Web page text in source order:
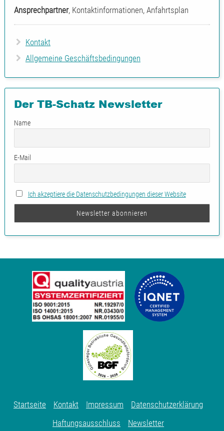
Ansprechpartner, Kontaktinformationen, Anfahrtsplan
Kontakt
Allgemeine Geschäftsbedingungen
Der TB-Schatz Newsletter
Name
E-Mail
Ich akzeptiere die Datenschutzbedingungen dieser Website
Startseite Kontakt Impressum
Datenschutzerklärung
Haftungsausschluss
Newsletter